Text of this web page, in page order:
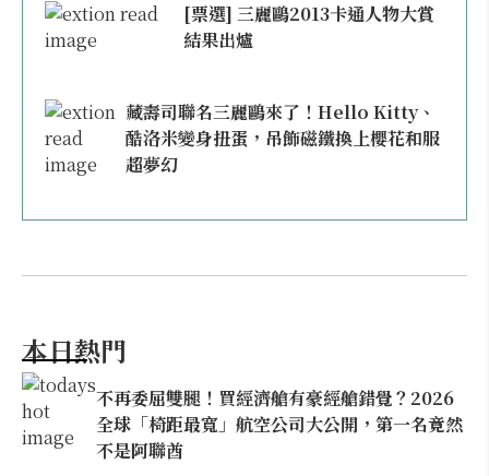
[票選] 三麗鷗2013卡通人物大賞
結果出爐
藏壽司聯名三麗鷗來了！Hello Kitty、
酷洛米變身扭蛋，吊飾磁鐵換上櫻花和服
超夢幻
本日熱門
不再委屈雙腿！買經濟艙有豪經艙錯覺？2026
全球「椅距最寬」航空公司大公開，第一名竟然
不是阿聯酋